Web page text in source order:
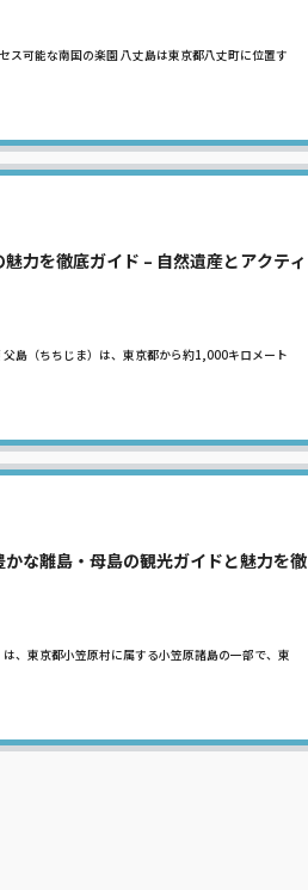
ス可能な南国の楽園 八丈島は東京都八丈町に位置す
力を徹底ガイド – 自然遺産とアクティ
島（ちちじま）は、東京都から約1,000キロメート
な離島・母島の観光ガイドと魅力を徹
、東京都小笠原村に属する小笠原諸島の一部で、東